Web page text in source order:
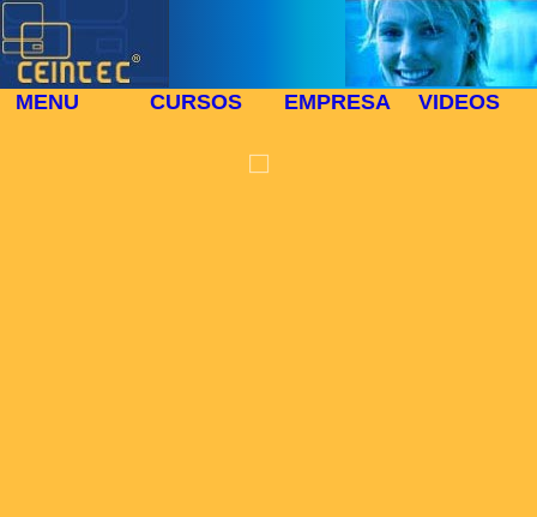
MENU CURSOS EMPRESA VIDEOS
⬜